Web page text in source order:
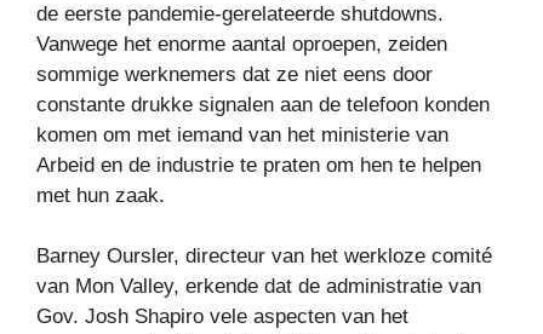
de eerste pandemie-gerelateerde shutdowns.
Vanwege het enorme aantal oproepen, zeiden
sommige werknemers dat ze niet eens door
constante drukke signalen aan de telefoon konden
komen om met iemand van het ministerie van
Arbeid en de industrie te praten om hen te helpen
met hun zaak.
Barney Oursler, directeur van het werkloze comité
van Mon Valley, erkende dat de administratie van
Gov. Josh Shapiro vele aspecten van het